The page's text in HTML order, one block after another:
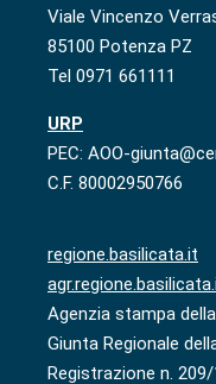
Viale Vincenzo
85100 Potenza PZ
Tel 0971 661111
URP
PEC: AOO-
C.F. 80002950766
regione.basilicata.it
Agenzia stampa della
Giunta Regionale
Registrazione n.